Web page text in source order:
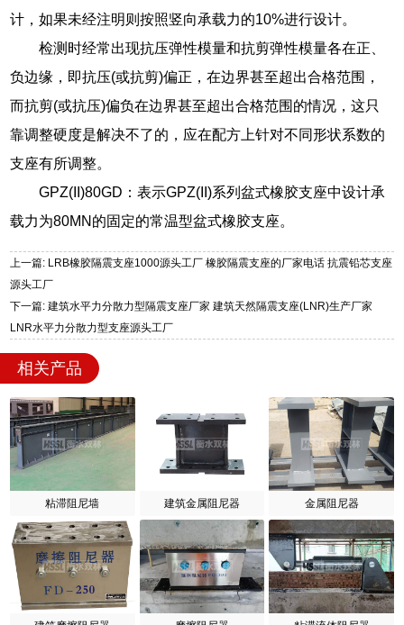
计，如果未经注明则按照竖向承载力的10%进行设计。
检测时经常出现抗压弹性模量和抗剪弹性模量各在正、
负边缘，即抗压(或抗剪)偏正，在边界甚至超出合格范围，
而抗剪(或抗压)偏负在边界甚至超出合格范围的情况，这只
靠调整硬度是解决不了的，应在配方上针对不同形状系数的
支座有所调整。
GPZ(II)80GD：表示GPZ(II)系列盆式橡胶支座中设计承
载力为80MN的固定的常温型盆式橡胶支座。
上一篇: LRB橡胶隔震支座1000源头工厂 橡胶隔震支座的厂家电话 抗震铅芯支座
源头工厂
下一篇: 建筑水平力分散力型隔震支座厂家 建筑天然隔震支座(LNR)生产厂家
LNR水平力分散力型支座源头工厂
相关产品
粘滞阻尼墙 建筑金属阻尼器 金属阻尼器